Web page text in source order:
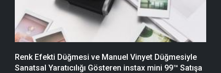
Renk Efekti Düğmesi ve Manuel Vinyet Düğmesiyle
Sanatsal Yaratıcılığı Gösteren instax mini 99™ Satışa